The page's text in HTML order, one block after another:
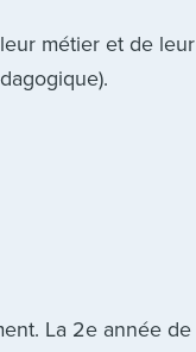
métier et de leur
La 2e année de